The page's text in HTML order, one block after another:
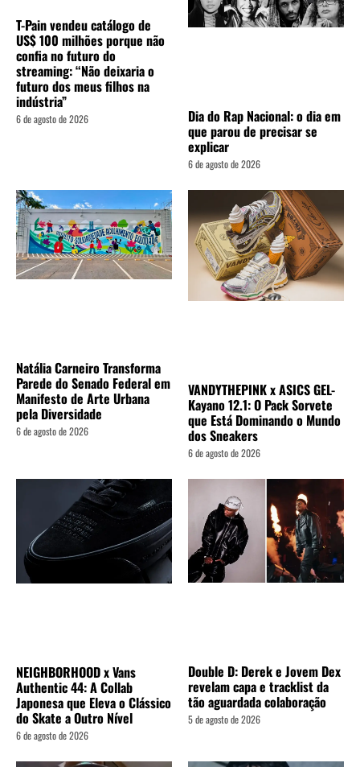
T-Pain vendeu catálogo de
US$ 100 milhões porque não
confia no futuro do
streaming: “Não deixaria o
futuro dos meus filhos na
indústria”
6 de agosto de 2026 Dia do Rap Nacional: o dia em
que parou de precisar se
explicar
6 de agosto de 2026
Natália Carneiro Transforma
Parede do Senado Federal em
Manifesto de Arte Urbana
pela Diversidade
6 de agosto de 2026
VANDYTHEPINK x ASICS GEL-
Kayano 12.1: O Pack Sorvete
que Está Dominando o Mundo
dos Sneakers
6 de agosto de 2026
NEIGHBORHOOD x Vans
Authentic 44: A Collab
Japonesa que Eleva o Clássico
do Skate a Outro Nível
6 de agosto de 2026
Double D: Derek e Jovem Dex
revelam capa e tracklist da
tão aguardada colaboração
5 de agosto de 2026